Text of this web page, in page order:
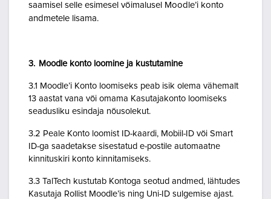
saamisel selle esimesel võimalusel Moodle’i konto
andmetele lisama.
3. Moodle konto loomine ja kustutamine
3.1 Moodle’i Konto loomiseks peab isik olema vähemalt
13 aastat vana või omama Kasutajakonto loomiseks
seadusliku esindaja nõusolekut.
3.2 Peale Konto loomist ID-kaardi, Mobiil-ID või Smart
ID-ga saadetakse sisestatud e-postile automaatne
kinnituskiri konto kinnitamiseks.
3.3 TalTech kustutab Kontoga seotud andmed, lähtudes
Kasutaja Rollist Moodle’is ning Uni-ID sulgemise ajast.